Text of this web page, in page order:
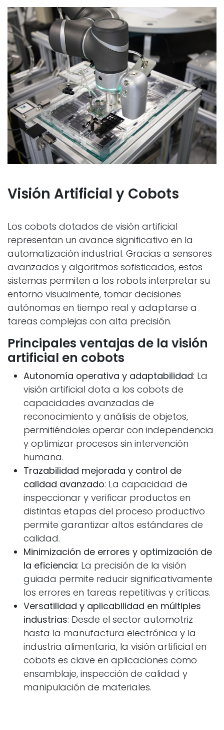
Visión Artificial y Cobots
Los cobots dotados de visión artificial
representan un avance significativo en la
automatización industrial. Gracias a sensores
avanzados y algoritmos sofisticados, estos
sistemas permiten a los robots interpretar su
entorno visualmente, tomar decisiones
autónomas en tiempo real y adaptarse a
tareas complejas con alta precisión.
Principales ventajas de la visión
artificial en cobots
Autonomía operativa y adaptabilidad: La
visión artificial dota a los cobots de
capacidades avanzadas de
reconocimiento y análisis de objetos,
permitiéndoles operar con independencia
y optimizar procesos sin intervención
humana.
Trazabilidad mejorada y control de
calidad avanzado: La capacidad de
inspeccionar y verificar productos en
distintas etapas del proceso productivo
permite garantizar altos estándares de
calidad.
Minimización de errores y optimización de
la eficiencia: La precisión de la visión
guiada permite reducir significativamente
los errores en tareas repetitivas y críticas.
Versatilidad y aplicabilidad en múltiples
industrias: Desde el sector automotriz
hasta la manufactura electrónica y la
industria alimentaria, la visión artificial en
cobots es clave en aplicaciones como
ensamblaje, inspección de calidad y
manipulación de materiales.